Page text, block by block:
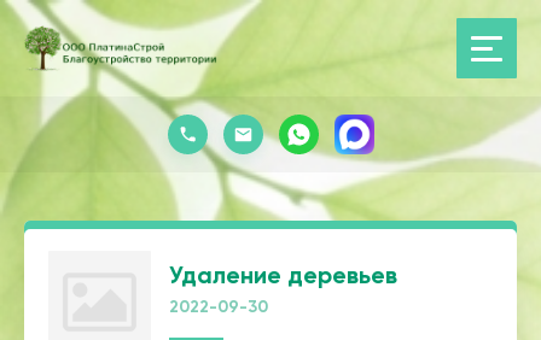
Удаление деревьев
2022-09-30